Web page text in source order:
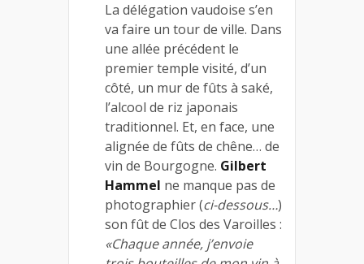
La délégation vaudoise s’en
va faire un tour de ville. Dans
une allée précédent le
premier temple visité, d’un
côté, un mur de fûts à saké,
l’alcool de riz japonais
traditionnel. Et, en face, une
alignée de fûts de chêne… de
vin de Bourgogne. Gilbert
Hammel ne manque pas de
photographier (ci-dessous…)
son fût de Clos des Varoilles :
«Chaque année, j’envoie